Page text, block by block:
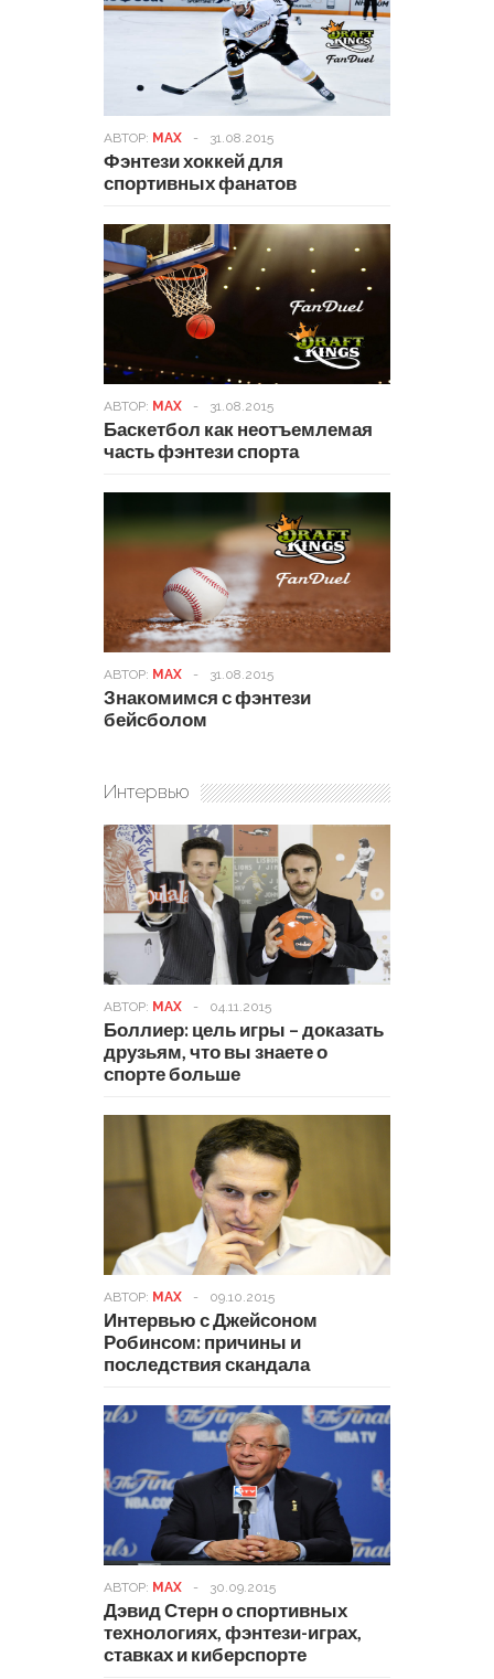
АВТОР: MAX - 31.08.2015
Фэнтези хоккей для
спортивных фанатов
АВТОР: MAX - 31.08.2015
Баскетбол как неотъемлемая
часть фэнтези спорта
АВТОР: MAX - 31.08.2015
Знакомимся с фэнтези
бейсболом
Интервью
АВТОР: MAX - 04.11.2015
Боллиер: цель игры – доказать
друзьям, что вы знаете о
спорте больше
АВТОР: MAX - 09.10.2015
Интервью с Джейсоном
Робинсом: причины и
последствия скандала
АВТОР: MAX - 30.09.2015
Дэвид Стерн о спортивных
технологиях, фэнтези-играх,
ставках и киберспорте